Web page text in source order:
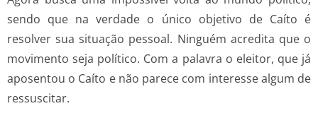
sendo que na verdade o único objetivo de Caíto é
resolver sua situação pessoal. Ninguém acredita que o
movimento seja político. Com a palavra o eleitor, que já
aposentou o Caíto e não parece com interesse algum de
ressuscitar.